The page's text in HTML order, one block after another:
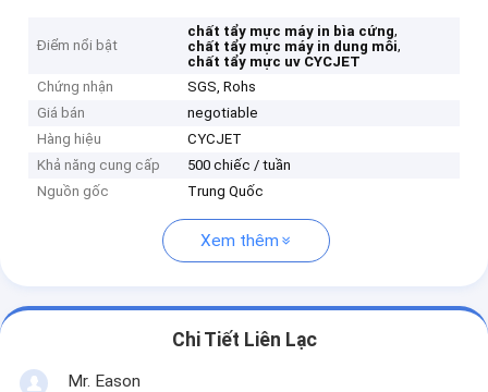
Điểm nổi bật
chất tẩy mực máy in bìa cứng,
chất tẩy mực máy in dung môi,
chất tẩy mực uv CYCJET
Chứng nhận
SGS, Rohs
Giá bán
negotiable
Hàng hiệu
CYCJET
Khả năng cung cấp
500 chiếc / tuần
Nguồn gốc
Trung Quốc
Xem thêm
Chi Tiết Liên Lạc
Mr. Eason